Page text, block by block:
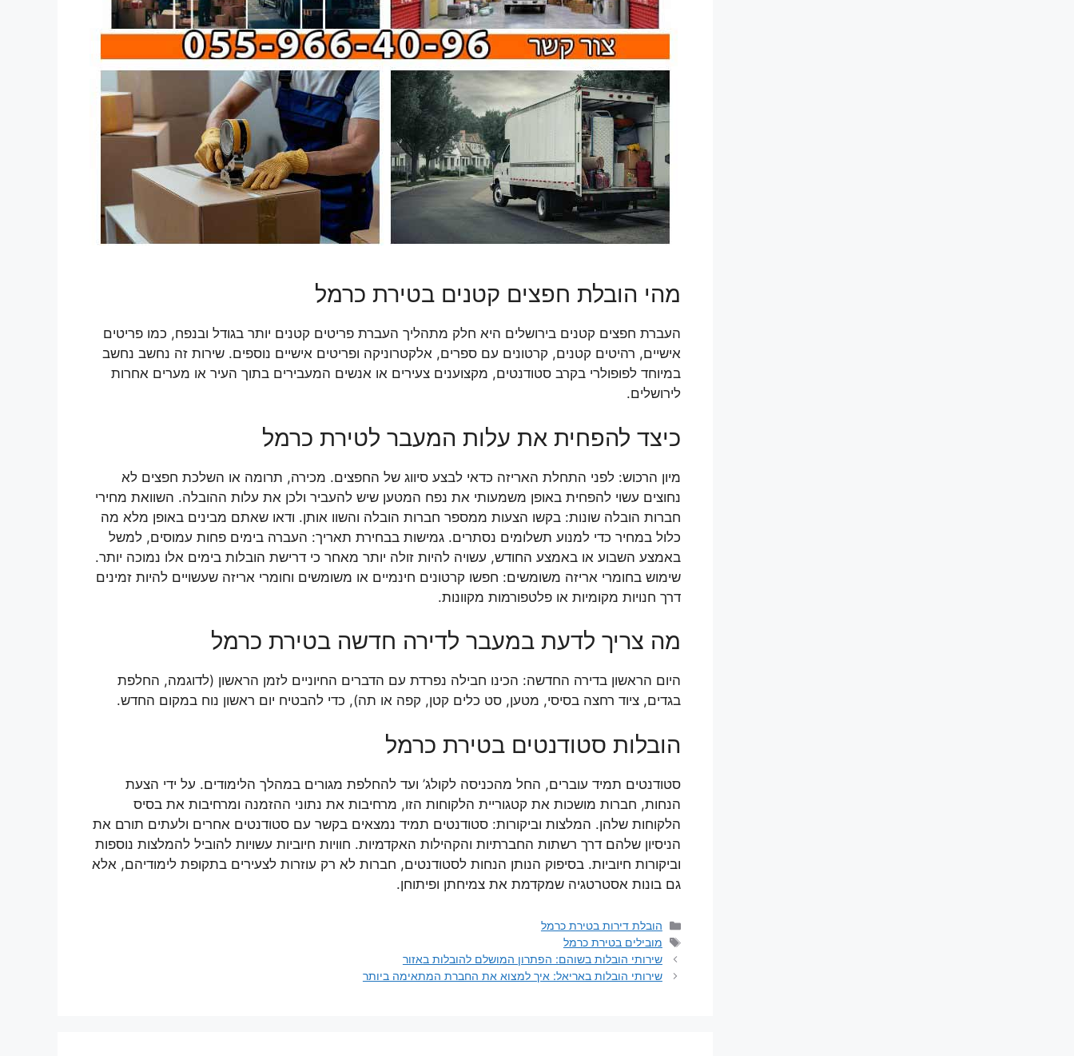
מהי הובלת חפצים קטנים בטירת כרמל
העברת חפצים קטנים בירושלים היא חלק מתהליך העברת פריטים קטנים יותר בגודל ובנפח, כמו פריטים
אישיים, רהיטים קטנים, קרטונים עם ספרים, אלקטרוניקה ופריטים אישיים נוספים. שירות זה נחשב נחשב
במיוחד לפופולרי בקרב סטודנטים, מקצוענים צעירים או אנשים המעבירים בתוך העיר או מערים אחרות
לירושלים.
כיצד להפחית את עלות המעבר לטירת כרמל
מיון הרכוש: לפני התחלת האריזה כדאי לבצע סיווג של החפצים. מכירה, תרומה או השלכת חפצים לא
נחוצים עשוי להפחית באופן משמעותי את נפח המטען שיש להעביר ולכן את עלות ההובלה. השוואת מחירי
חברות הובלה שונות: בקשו הצעות ממספר חברות הובלה והשוו אותן. ודאו שאתם מבינים באופן מלא מה
כלול במחיר כדי למנוע תשלומים נסתרים. גמישות בבחירת תאריך: העברה בימים פחות עמוסים, למשל
באמצע השבוע או באמצע החודש, עשויה להיות זולה יותר מאחר כי דרישת הובלות בימים אלו נמוכה יותר.
שימוש בחומרי אריזה משומשים: חפשו קרטונים חינמיים או משומשים וחומרי אריזה שעשויים להיות זמינים
דרך חנויות מקומיות או פלטפורמות מקוונות.
מה צריך לדעת במעבר לדירה חדשה בטירת כרמל
היום הראשון בדירה החדשה: הכינו חבילה נפרדת עם הדברים החיוניים לזמן הראשון (לדוגמה, החלפת
בגדים, ציוד רחצה בסיסי, מטען, סט כלים קטן, קפה או תה), כדי להבטיח יום ראשון נוח במקום החדש.
הובלות סטודנטים בטירת כרמל
סטודנטים תמיד עוברים, החל מהכניסה לקולג’ ועד להחלפת מגורים במהלך הלימודים. על ידי הצעת
הנחות, חברות מושכות את קטגוריית הלקוחות הזו, מרחיבות את נתוני ההזמנה ומרחיבות את בסיס
הלקוחות שלהן. המלצות וביקורות: סטודנטים תמיד נמצאים בקשר עם סטודנטים אחרים ולעתים תורם את
הניסיון שלהם דרך רשתות החברתיות והקהילות האקדמיות. חוויות חיוביות עשויות להוביל להמלצות נוספות
וביקורות חיוביות. בסיפוק הנותן הנחות לסטודנטים, חברות לא רק עוזרות לצעירים בתקופת לימודיהם, אלא
גם בונות אסטרטגיה שמקדמת את צמיחתן ופיתוחן.
קטגוריות
הובלת דירות בטירת כרמל
תגיות
מובילים בטירת כרמל
שירותי הובלות בשוהם: הפתרון המושלם להובלות באזור
שירותי הובלות באריאל: איך למצוא את החברת המתאימה ביותר